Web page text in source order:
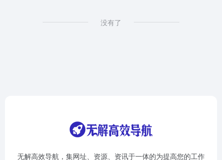
没有了
无解高效导航，集网址、资源、资讯于一体的为提高您的工作